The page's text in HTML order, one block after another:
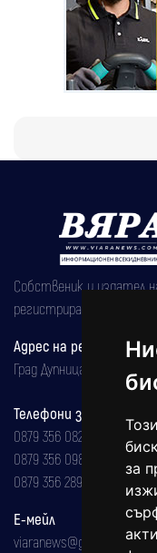
за
Собственик и издател
регистрирана на
Адрес на редакцията
Град Дупница, ул.''Христо
Телефони за реклама и
0879 356 082
0879 356 098
0879 356 289
Е-мейл
viaranews@gmail.com